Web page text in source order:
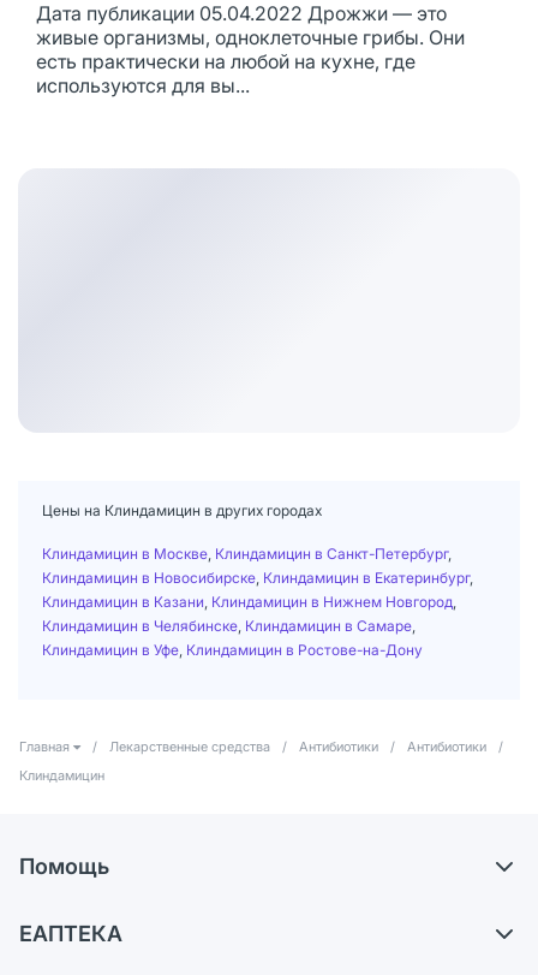
Дата публикации 05.04.2022 Дрожжи — это
живые организмы, одноклеточные грибы. Они
есть практически на любой на кухне, где
используются для вы...
Цены на Клиндамицин в других городах
Клиндамицин в Москве Клиндамицин в Санкт-Петербург,
Клиндамицин в Новосибирске Клиндамицин в Екатеринбург,
Клиндамицин в Казани Клиндамицин в Нижнем Новгород
Клиндамицин в Челябинске Клиндамицин в Самаре
Клиндамицин в Уфе Клиндамицин в Ростове-на-Дону
Главная / Лекарственные средства / Антибиотики / Антибиотики
/
Клиндамицин
Помощь
Обмен и возврат
ЕАПТЕКА